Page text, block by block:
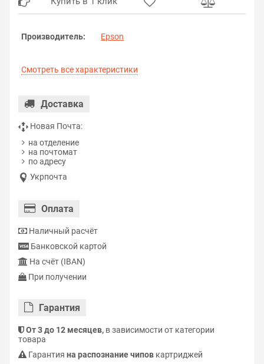
Производитель: Epson
Смотреть все характеристики
Доставка
Новая Почта:
на отделение
на почтомат
по адресу
Укрпочта
Оплата
Наличный расчёт
Банковской картой
На счёт (IBAN)
При получении
Гарантия
От 3 до 12 месяцев, в зависимости от категории
товара
Гарантия на распознание чипов картриджей